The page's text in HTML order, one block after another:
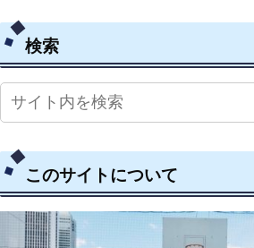
検索
このサイトについて